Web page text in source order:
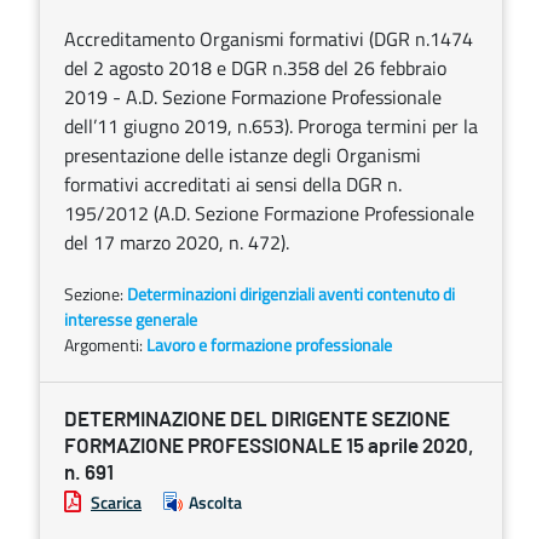
Accreditamento Organismi formativi (DGR n.1474
del 2 agosto 2018 e DGR n.358 del 26 febbraio
2019 - A.D. Sezione Formazione Professionale
dell’11 giugno 2019, n.653). Proroga termini per la
presentazione delle istanze degli Organismi
formativi accreditati ai sensi della DGR n.
195/2012 (A.D. Sezione Formazione Professionale
del 17 marzo 2020, n. 472).
Sezione: Determinazioni dirigenziali aventi contenuto di
interesse generale
Argomenti: Lavoro e formazione professionale
DETERMINAZIONE DEL DIRIGENTE SEZIONE
FORMAZIONE PROFESSIONALE 15 aprile 2020,
n. 691
Scarica Ascolta